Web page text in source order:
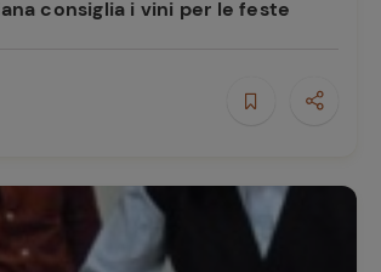
consiglia i vini per le feste
Ricette
preferite